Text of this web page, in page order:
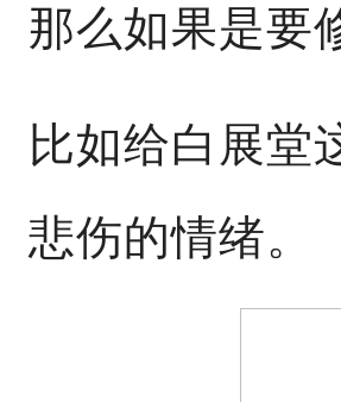
那么如果是要
比如给白展堂
悲伤的情绪。